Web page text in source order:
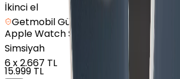
İkinci el
Getmobil Güvencesi
AppleWatch Series 10 - Alüminyum
Simsiyah
6x2.667 TL
15.999 TL